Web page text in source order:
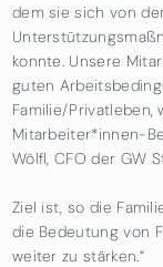
dem sie sich von
konnte. Unsere
guten
Familie/Privatleben,
Mitarbeiter*innen-
Wölfl, CFO der GW
Ziel ist, so die
die Bedeutung von
weiter zu stärken.“